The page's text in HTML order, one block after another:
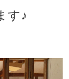
す♪